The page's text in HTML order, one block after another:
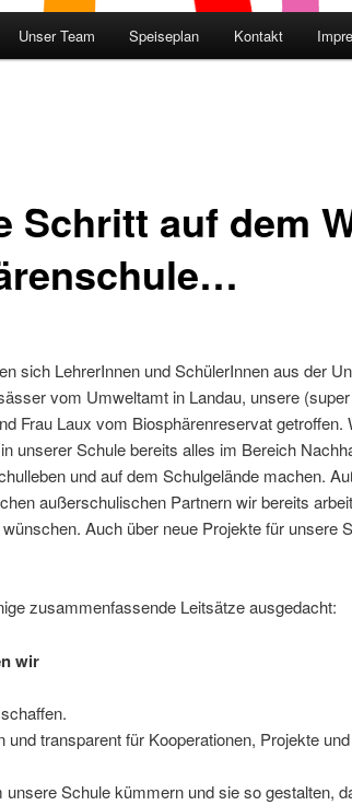
Unser Team Speiseplan Kontakt
Schritt auf dem
sich LehrerInnen und SchülerInnen aus der
vom Umweltamt in Landau, unsere (super
Frau Laux vom Biosphärenreservat getroffen.
unserer Schule bereits alles im Bereich
und auf dem Schulgelände machen.
außerschulischen Partnern wir bereits
Auch über neue Projekte für unsere
zusammenfassende Leitsätze ausgedacht:
wir
transparent für Kooperationen, Projekte und
Schule kümmern und sie so gestalten,